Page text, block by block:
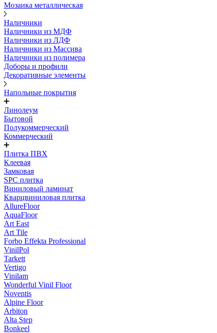
Мозаика металлическая
Наличники
Наличники из МДФ
Наличники из ЛДФ
Наличники из Массива
Наличники из полимера
Доборы и профили
Декоративные элементы
Напольные покрытия
Линолеум
Бытовой
Полукоммерческий
Коммерческий
Плитка ПВХ
Клеевая
Замковая
SPC плитка
Виниловый ламинат
Кварцвиниловая плитка
AllureFloor
AquaFloor
Art East
Art Tile
Forbo Effekta Professional
VinilPol
Tarkett
Vertigo
Vinilam
Wonderful Vinil Floor
Noventis
Alpine Floor
Arbiton
Alta Step
Bonkeel